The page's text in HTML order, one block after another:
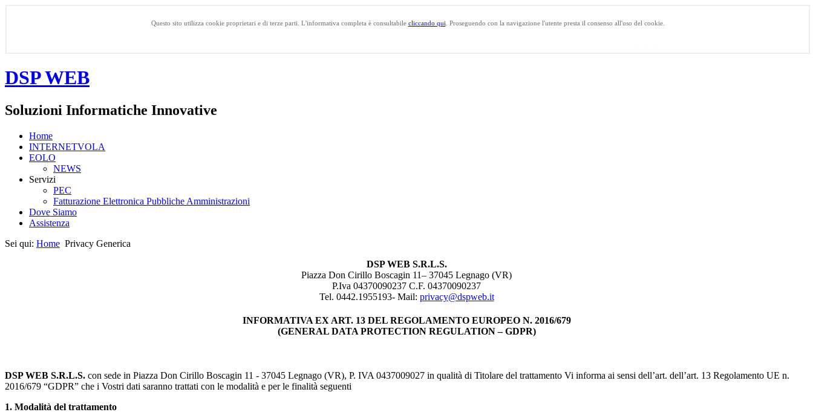
Questo sito utilizza cookie proprietari e di terze parti. L'informativa completa è consultabile cliccando qui . Proseguendo con la navigazione l'utente presta il consenso all'uso del cookie.
DSP WEB
Soluzioni Informatiche Innovative
Home
INTERNETVOLA
EOLO
NEWS
Servizi
PEC
Fatturazione Elettronica Pubbliche Amministrazioni
Dove Siamo
Assistenza
Sei qui: Home Privacy Generica
DSP WEB S.R.L.S.
Piazza Don Cirillo Boscagin 11– 37045 Legnago (VR)
P.Iva 04370090237 C.F. 04370090237
Tel. 0442.1955193- Mail: privacy@dspweb.it
INFORMATIVA EX ART. 13 DEL REGOLAMENTO EUROPEO N. 2016/679
(GENERAL DATA PROTECTION REGULATION – GDPR)
DSP WEB S.R.L.S. con sede in Piazza Don Cirillo Boscagin 11 - 37045 Legnago (VR), P. IVA 0437009027 in qualità di Titolare del trattamento Vi informa ai sensi dell’art. dell’art. 13 Regolamento UE n.
2016/679 “GDPR” che i Vostri dati saranno trattati con le modalità e per le finalità seguenti
1. Modalità del trattamento